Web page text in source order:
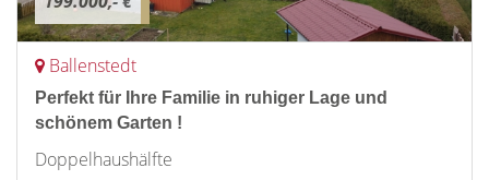
Ballenstedt
Perfekt für Ihre Familie in ruhiger Lage und
schönem Garten !
Doppelhaushälfte